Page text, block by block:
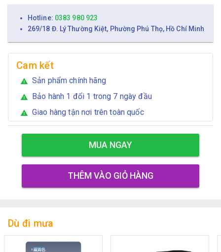
Hotline: 0383 980 923
269/18 Đ. Lý Thường Kiệt, Phường Phú Thọ, Hồ Chí Minh
Cam kết
warning Sản phẩm chính hãng
warning Bảo hành 1 đổi 1 trong 7 ngày đầu
warning Giao hàng tận nơi trên toàn quốc
MUA NGAY
THÊM VÀO GIỎ HÀNG
Dù đi mưa